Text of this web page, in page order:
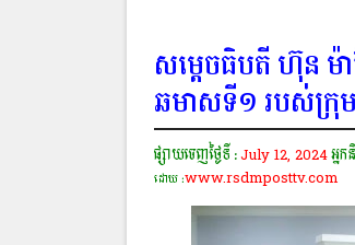
សម្តេចធិបតី ហ៊ុន ម៉
ឆមាសទី១ របស់ក្រុមក
ផ្សាយចេញថ្ងៃទី :July 12, 2024អ្នក
ដោយ :www.rsdmposttv.com